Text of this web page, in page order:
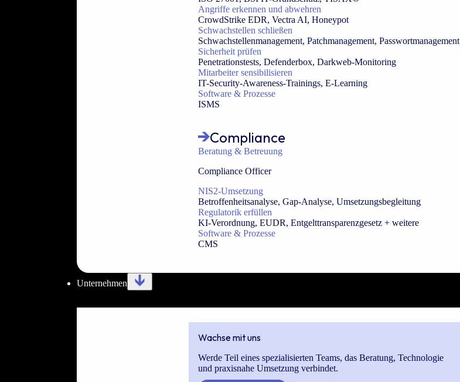
Angriffe erkennen und abwehren
CrowdStrike EDR, Vectra AI, Honeypot
Schwachstellen schließen
Schwachstellenmanagement, Patchmanagement, Passwortmanagement
Sicherheit prüfen
Penetrationstests, Defenderbox, Darkweb-Monitoring
Mitarbeiter sensibilisieren
IT-Security-Awareness-Trainings, E-Learning
Software & Prozesse
ISMS
Compliance
Beratung & Betreuung
Compliance Officer
NIS2-Umsetzung
Betroffenheitsanalyse, Gap-Analyse, Umsetzungsbegleitung
Regulatorik erfüllen
KI-Verordnung, EUDR, Entgelttransparenzgesetz + weitere
Software & Prozesse
CMS
Unternehmen
Wachse mit uns
Werde Teil eines spezialisierten Teams, das Beratung, Technologie
und praxisnahe Umsetzung verbindet.